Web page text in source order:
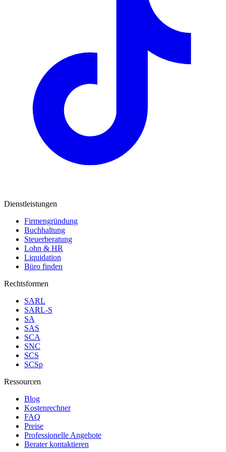
Dienstleistungen
Firmengründung
Buchhaltung
Steuerberatung
Lohn & HR
Liquidation
Büro finden
Rechtsformen
SARL
SARL-S
SA
SAS
SCA
SNC
SCS
SCSp
Ressourcen
Blog
Kostenrechner
FAQ
Preise
Professionelle Angebote
Berater kontaktieren